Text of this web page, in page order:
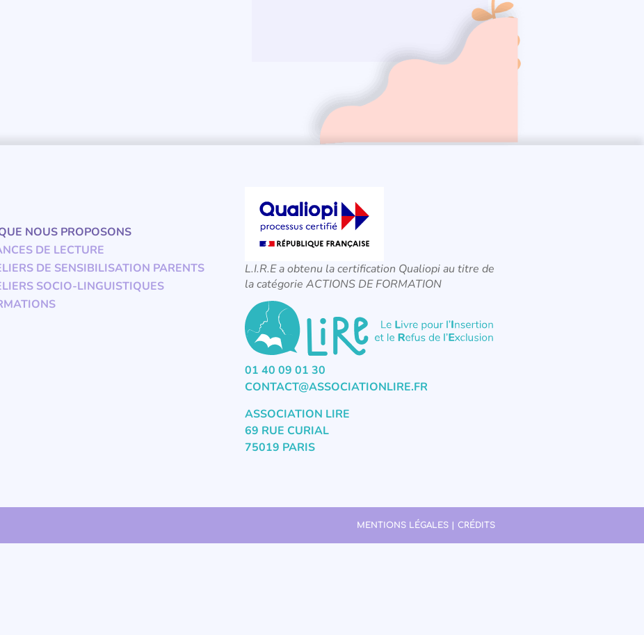
NOUS PROPOSONS
DE LECTURE
DE SENSIBILISATION PARENTS
SOCIO-LINGUISTIQUES
L.I.R.E a obtenu la certification Qualiopi au titre de
la catégorie ACTIONS DE FORMATION
01 40 09 01 30
CONTACT@ASSOCIATIONLIRE.FR
ASSOCIATION LIRE
69 RUE CURIAL
75019 PARIS
MENTIONS LÉGALES | CRÉDITS